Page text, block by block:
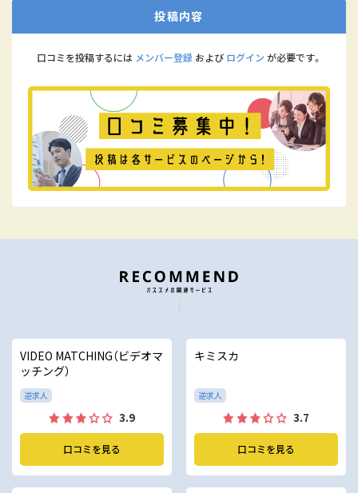
投稿内容
口コミを投稿するには メンバー登録および ログイン が必要です。
VIDEO MATCHING（ビデオマ
ッチング）
逆求人
3.9
口コミを見る
キミスカ
逆求人
3.7
口コミを見る